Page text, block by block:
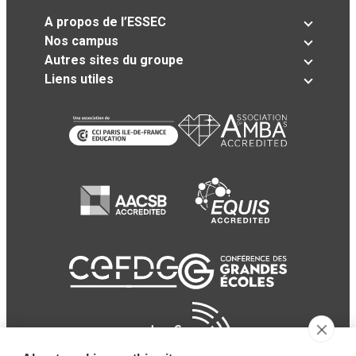
A propos de l’ESSEC
Nos campus
Autres sites du groupe
Liens utiles